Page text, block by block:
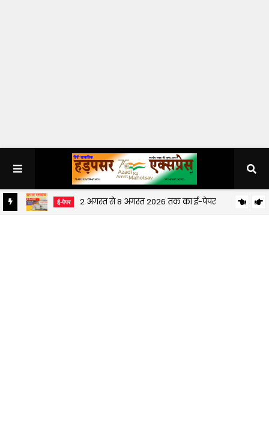
ई-पेपर 2 अगस्त से 8 अगस्त 2026 तक का ई-पेपर